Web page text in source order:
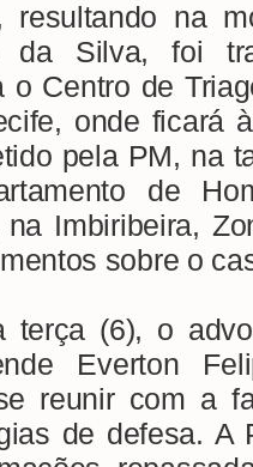
resultando na
da Silva, foi
o Centro de
onde ficará
pela PM, na
de
na Imbiribeira,
sobre o
terça (6), o
Everton
reunir com a
de defesa. A